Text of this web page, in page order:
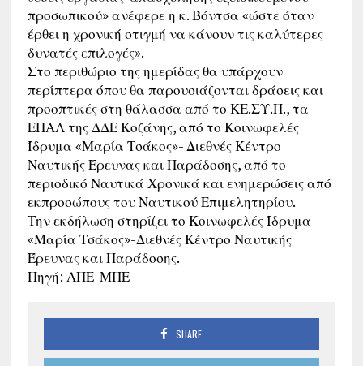
προσωπικού» ανέφερε η κ. Βόντσα «ώστε όταν
έρθει η χρονική στιγμή να κάνουν τις καλύτερες
δυνατές επιλογές».
Στο περιθώριο της ημερίδας θα υπάρχουν
περίπτερα όπου θα παρουσιάζονται δράσεις και
προοπτικές στη θάλασσα από το ΚΕ.ΣΥ.Π., τα
ΕΠΑΛ της ΔΔΕ Κοζάνης, από το Κοινωφελές
Ίδρυμα «Μαρία Τσάκος»- Διεθνές Κέντρο
Ναυτικής Έρευνας και Παράδοσης, από το
περιοδικό Ναυτικά Χρονικά και ενημερώσεις από
εκπροσώπους του Ναυτικού Επιμελητηρίου.
Την εκδήλωση στηρίζει το Κοινωφελές Ίδρυμα
«Μαρία Τσάκος»-Διεθνές Κέντρο Ναυτικής
Έρευνας και Παράδοσης.
Πηγή: ΑΠΕ-ΜΠΕ
SHARE